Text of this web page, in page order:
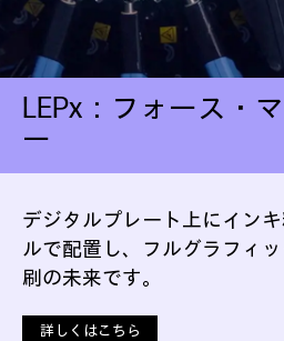
LEPx：フォース・
ー
デジタルプレート上にイン
ルで配置し、フルグラフィ
刷の未来です。
詳しくはこちら